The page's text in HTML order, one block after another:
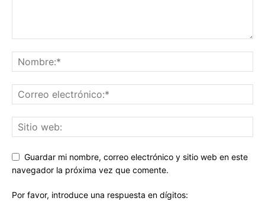
Guardar mi nombre, correo electrónico y sitio web en este
navegador la próxima vez que comente.
Por favor, introduce una respuesta en dígitos: